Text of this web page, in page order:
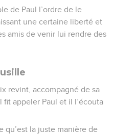
de Paul l’ordre de le
une certaine liberté et
amis de venir lui rendre des
revint, accompagné de sa
appeler Paul et il l’écouta
qu’est la juste manière de